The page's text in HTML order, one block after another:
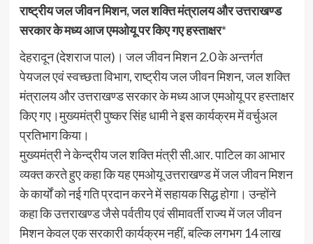
राष्ट्रीय जल जीवन मिशन, जल शक्ति मंत्रालय और उत्तराखण्ड
सरकार के मध्य आज एमओयू पर किए गए हस्ताक्षर*
देहरादून (देशराज पाल)। जल जीवन मिशन 2.0 के अन्तर्गत
पेयजल एवं स्वच्छता विभाग, राष्ट्रीय जल जीवन मिशन, जल शक्ति
मंत्रालय और उत्तराखण्ड सरकार के मध्य आज एमओयू पर हस्ताक्षर
किए गए।मुख्यमंत्री पुष्कर सिंह धामी ने इस कार्यक्रम में वर्चुअल
प्रतिभाग किया।
मुख्यमंत्री ने केन्द्रीय जल शक्ति मंत्री सी.आर. पाटिल का आभार
व्यक्त करते हुए कहा कि यह एमओयू उत्तराखण्ड में जल जीवन मिशन
के कार्यों को नई गति प्रदान करने में सहायक सिद्ध होगा। उन्होंने
कहा कि उत्तराखण्ड जैसे पर्वतीय एवं सीमावर्ती राज्य में जल जीवन
मिशन केवल एक सरकारी कार्यक्रम नहीं, बल्कि लगभग 14 लाख